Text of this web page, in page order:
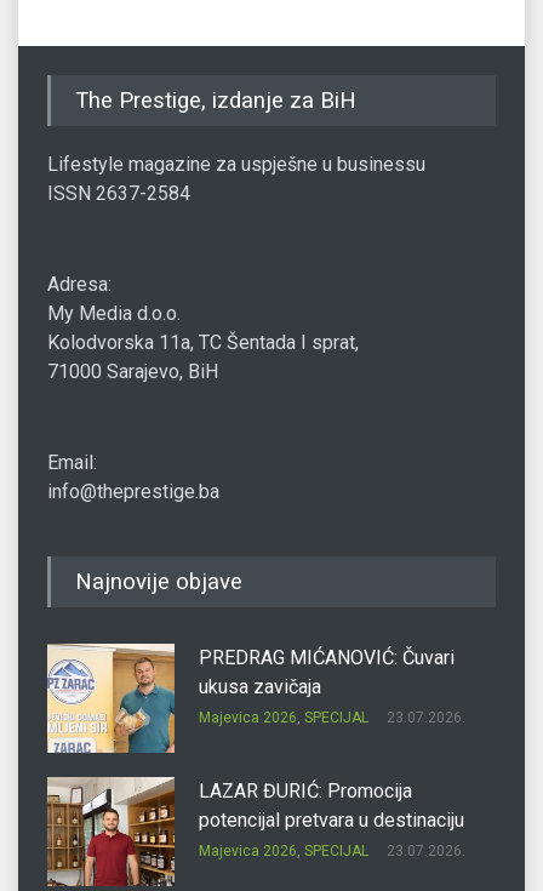
The Prestige, izdanje za BiH
Lifestyle magazine za uspješne u businessu
ISSN 2637-2584
Adresa:
My Media d.o.o.
Kolodvorska 11a, TC Šentada I sprat,
71000 Sarajevo, BiH
Email:
info@theprestige.ba
Najnovije objave
PREDRAG MIĆANOVIĆ: Čuvari
ukusa zavičaja
Majevica 2026, SPECIJAL 23.07.2026.
LAZAR ĐURIĆ: Promocija
potencijal pretvara u destinaciju
Majevica 2026, SPECIJAL 23.07.2026.